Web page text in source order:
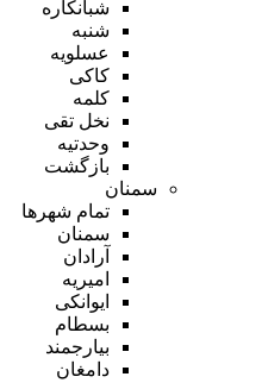
شبانکاره
شنبه
عسلویه
کاکی
کلمه
نخل تقی
وحدتیه
بازگشت
سمنان
تمام شهر‌ها
سمنان
آرادان
امیریه
ایوانکی
بسطام
بیارجمند
دامغان